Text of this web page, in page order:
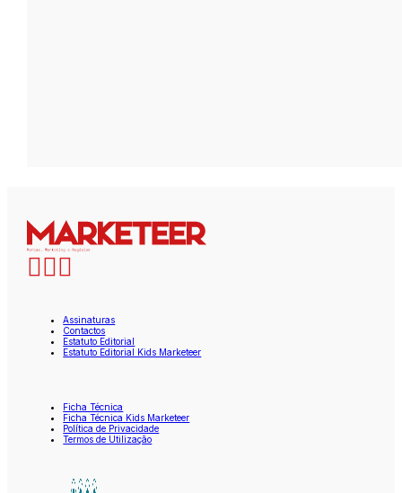
Assinaturas
Contactos
Estatuto Editorial
Estatuto Editorial Kids Marketeer
Ficha Técnica
Ficha Técnica Kids Marketeer
Política de Privacidade
Termos de Utilização